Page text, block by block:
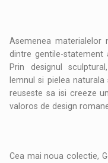
Asemenea materialelor
dintre gentile-statement
Prin designul
lemnul si pielea
reuseste sa isi creeze
valoros de design
Cea mai noua colectie,